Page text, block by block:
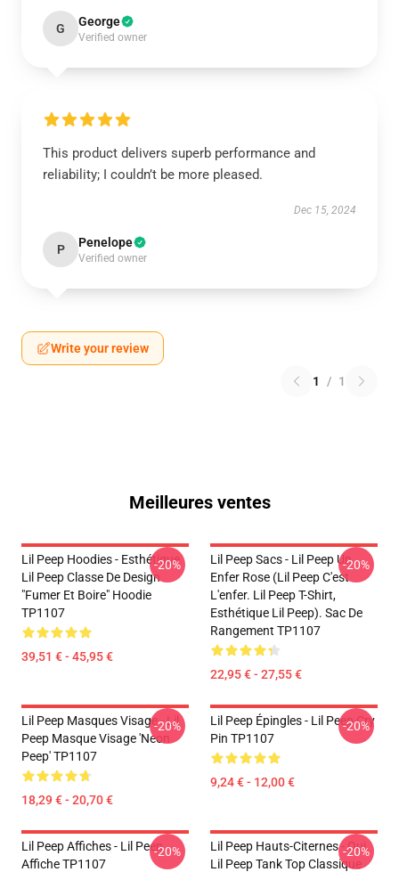
G George
Verified owner
This product delivers superb performance and
reliability; I couldn’t be more pleased.
Dec 15, 2024
P Penelope
Verified owner
Write your review
1 / 1
Meilleures ventes
Lil Peep Hoodies - Esthétique
Lil Peep Classe De Design
"Fumer Et Boire" Hoodie
TP1107
39,51 € - 45,95 €
-20%
Lil Peep Sacs - Lil Peep Un
Enfer Rose (Lil Peep C'est
L'enfer. Lil Peep T-Shirt,
Esthétique Lil Peep). Sac De
Rangement TP1107
22,95 € - 27,55 €
-20%
Lil Peep Masques Visage - Lil
Peep Masque Visage 'Neon
Peep' TP1107
18,29 € - 20,70 €
-20%
Lil Peep Épingles - Lil Peep Cry
Pin TP1107
9,24 € - 12,00 €
-20%
Lil Peep Affiches - Lil Peep
Affiche TP1107
-20%
Lil Peep Hauts-Citernes - Oui.
Lil Peep Tank Top Classique
-20%